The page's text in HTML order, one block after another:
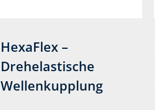
HexaFlex –
Drehelastische
Wellenkupplung